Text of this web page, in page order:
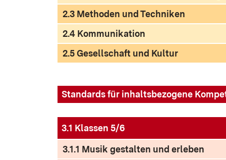
2.3 Methoden und Techniken
2.4 Kommunikation
2.5 Gesellschaft und Kultur
Standards für inhaltsbezogene
3.1 Klassen 5/6
3.1.1 Musik gestalten und erleben